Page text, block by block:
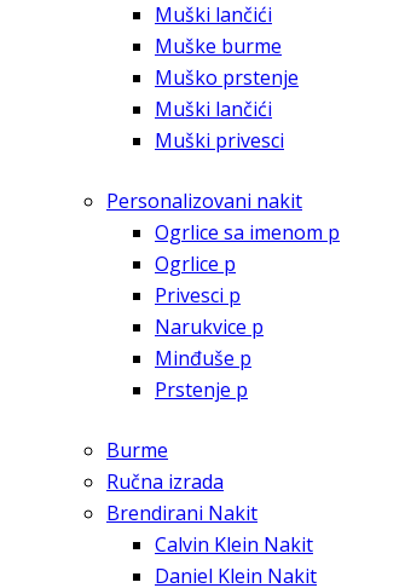
Muški lančići
Muške burme
Muško prstenje
Muški lančići
Muški privesci
Personalizovani nakit
Ogrlice sa imenom p
Ogrlice p
Privesci p
Narukvice p
Minđuše p
Prstenje p
Burme
Ručna izrada
Brendirani Nakit
Calvin Klein Nakit
Daniel Klein Nakit